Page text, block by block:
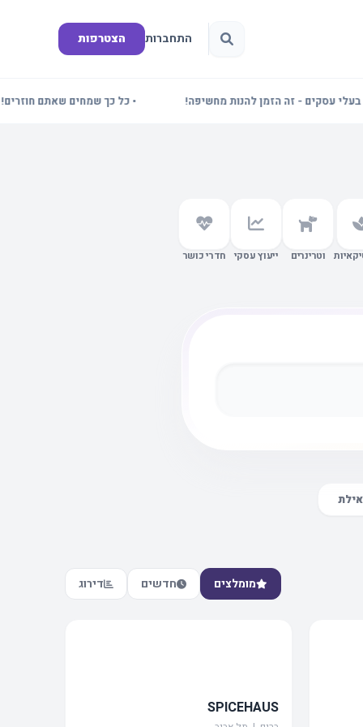
התחברות הצטרפות
- זה הזמן להנות מחשיפה! • כל כך שמחים שאתם חוזרים!
וטרינרים ייעוץ עסקי חדרי כושר
אילת
מומלצים חדשים דירוג
SPICEHAUS